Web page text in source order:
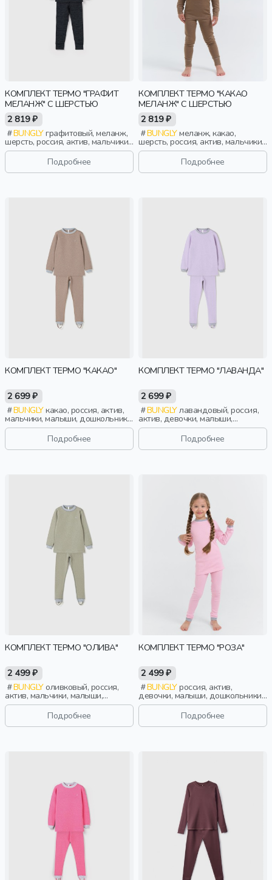
КОМПЛЕКТ ТЕРМО "ГРАФИТ
МЕЛАНЖ" С ШЕРСТЬЮ
2 819 ₽
BUNGLYграфитовый, меланж,
шерсть, россия, актив, мальчики,
малыши, дошкольники, дети
Подробнее
КОМПЛЕКТ ТЕРМО "КАКАО
МЕЛАНЖ" С ШЕРСТЬЮ
2 819 ₽
BUNGLYмеланж, какао,
шерсть, россия, актив, мальчики,
малыши, дошкольники, дети
Подробнее
КОМПЛЕКТ ТЕРМО "КАКАО"
2 699 ₽
BUNGLYкакао, россия, актив,
мальчики, малыши, дошкольники,
дети
Подробнее
КОМПЛЕКТ ТЕРМО "ЛАВАНДА"
2 699 ₽
BUNGLYлавандовый, россия,
актив, девочки, малыши,
дошкольники, дети
Подробнее
КОМПЛЕКТ ТЕРМО "ОЛИВА"
2 499 ₽
BUNGLYоливковый, россия,
актив, мальчики, малыши,
дошкольники, дети
Подробнее
КОМПЛЕКТ ТЕРМО "РОЗА"
2 499 ₽
BUNGLYроссия, актив,
девочки, малыши, дошкольники,
дети
Подробнее